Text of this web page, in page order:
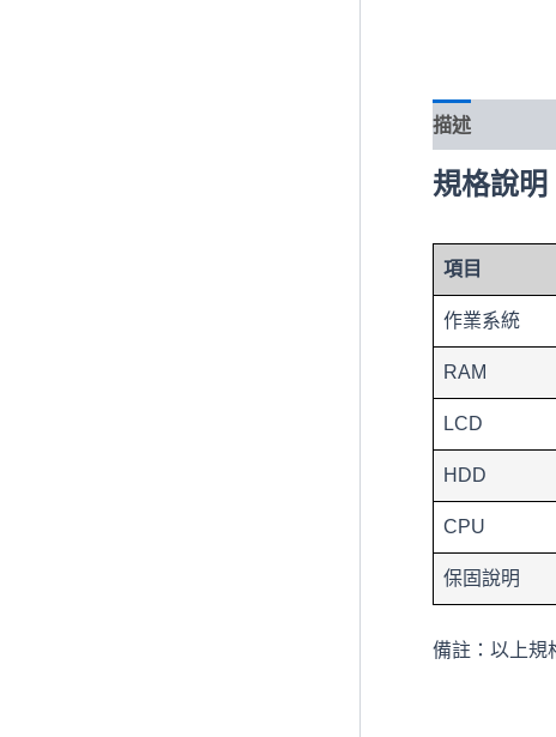
描述
規格說明
項目
作業系統
RAM
LCD
HDD
CPU
保固說明
備註：以上規